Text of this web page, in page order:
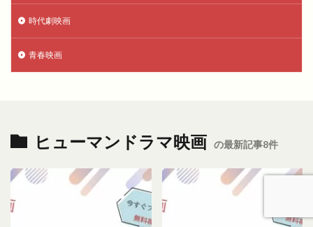
時代劇映画
青春映画
ヒューマンドラマ映画 の最新記事8件